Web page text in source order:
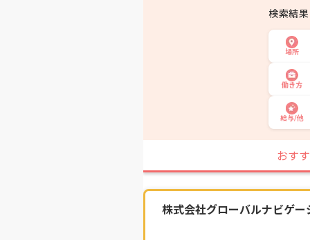
検索結
場所
働き方
給与/他
おす
株式会社グローバルナビゲー